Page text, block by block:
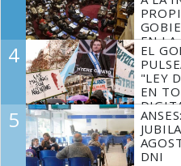
EN LA
4
EL
"LEY
EN
5
DNI